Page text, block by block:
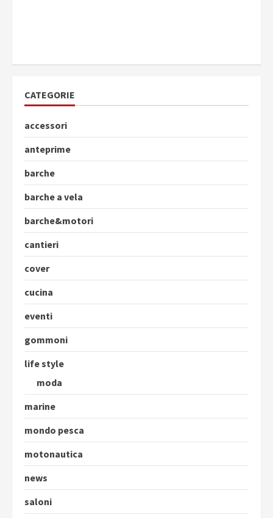
CATEGORIE
accessori
anteprime
barche
barche a vela
barche&motori
cantieri
cover
cucina
eventi
gommoni
life style
moda
marine
mondo pesca
motonautica
news
saloni